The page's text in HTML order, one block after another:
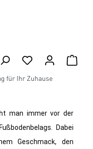
für Ihr Zuhause
man immer vor der
Dabei
Geschmack, den